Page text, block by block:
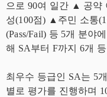
으로 90여 일간 ▲ 공약
성(100점) ▲주민 소통
(Pass/Fail) 등 5개 분야
해 SA부터 F까지 6개
최우수 등급인 SA는 5
별로 평가를 진행하며